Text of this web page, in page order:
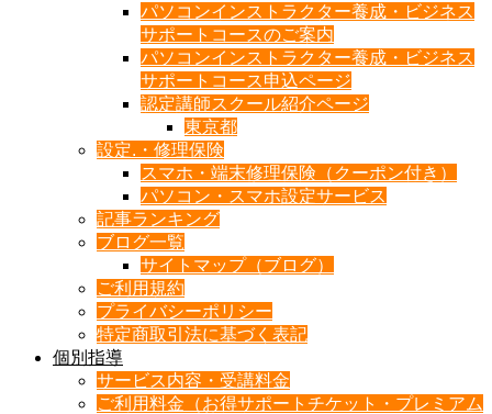
パソコンインストラクター養成・ビジネス
サポートコースのご案内
パソコンインストラクター養成・ビジネス
サポートコース申込ページ
認定講師スクール紹介ページ
東京都
設定.・修理保険
スマホ・端末修理保険（クーポン付き）
パソコン・スマホ設定サービス
記事ランキング
ブログ一覧
サイトマップ（ブログ）
ご利用規約
プライバシーポリシー
特定商取引法に基づく表記
個別指導
サービス内容・受講料金
ご利用料金（お得サポートチケット・プレミアム